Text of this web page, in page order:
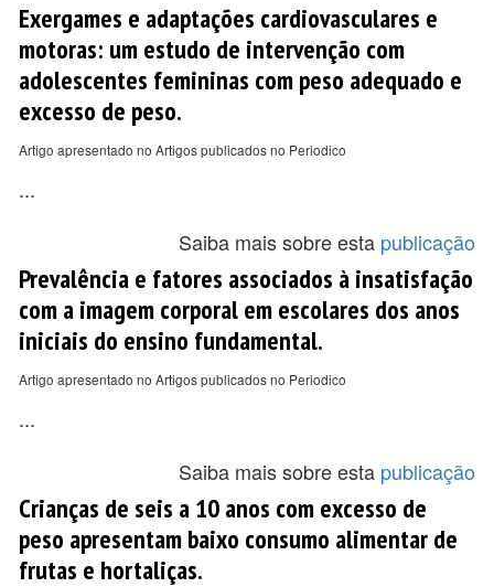
Exergames e adaptações cardiovasculares e
motoras: um estudo de intervenção com
adolescentes femininas com peso adequado e
excesso de peso.
Artigo apresentado no Artigos publicados no Periodico
...
Saiba mais sobre esta publicação
Prevalência e fatores associados à insatisfação
com a imagem corporal em escolares dos anos
iniciais do ensino fundamental.
Artigo apresentado no Artigos publicados no Periodico
...
Saiba mais sobre esta publicação
Crianças de seis a 10 anos com excesso de
peso apresentam baixo consumo alimentar de
frutas e hortaliças.